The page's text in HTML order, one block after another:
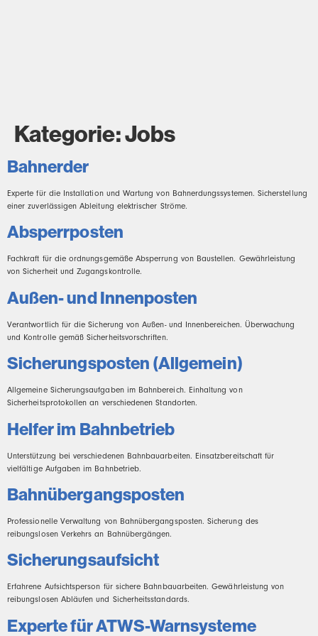
Kategorie:Jobs
Bahnerder
Experte für die Installation und Wartung von Bahnerdungssystemen. Sicherstellung
einer zuverlässigen Ableitung elektrischer Ströme.
Absperrposten
Fachkraft für die ordnungsgemäße Absperrung von Baustellen. Gewährleistung
von Sicherheit und Zugangskontrolle.
Außen- und Innenposten
Verantwortlich für die Sicherung von Außen- und Innenbereichen. Überwachung
und Kontrolle gemäß Sicherheitsvorschriften.
Sicherungsposten (Allgemein)
Allgemeine Sicherungsaufgaben im Bahnbereich. Einhaltung von
Sicherheitsprotokollen an verschiedenen Standorten.
Helfer im Bahnbetrieb
Unterstützung bei verschiedenen Bahnbauarbeiten. Einsatzbereitschaft für
vielfältige Aufgaben im Bahnbetrieb.
Bahnübergangsposten
Professionelle Verwaltung von Bahnübergangsposten. Sicherung des
reibungslosen Verkehrs an Bahnübergängen.
Sicherungsaufsicht
Erfahrene Aufsichtsperson für sichere Bahnbauarbeiten. Gewährleistung von
reibungslosen Abläufen und Sicherheitsstandards.
Experte für ATWS-Warnsysteme